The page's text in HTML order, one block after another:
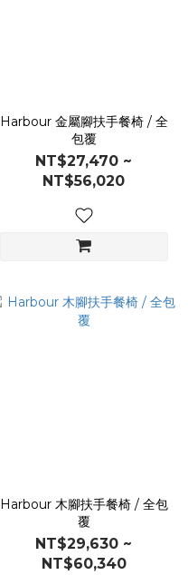
Harbour 金屬腳扶手餐椅 / 全
包覆
NT$27,470 ~
NT$56,020
Harbour 木腳扶手餐椅 / 全包
覆
NT$29,630 ~
NT$60,340